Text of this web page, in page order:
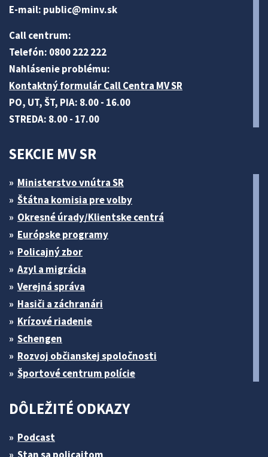
E-mail: public@minv.sk
Call centrum:
Telefón: 0800 222 222
Nahlásenie problému:
Kontaktný formulár Call Centra MV SR
PO, UT, ŠT, PIA: 8.00 - 16.00
STREDA: 8.00 - 17.00
SEKCIE MV SR
Ministerstvo vnútra SR
Štátna komisia pre volby
Okresné úrady/Klientske centrá
Európske programy
Policajný zbor
Azyl a migrácia
Verejná správa
Hasiči a záchranári
Krízové riadenie
Schengen
Rozvoj občianskej spoločnosti
Športové centrum polície
DÔLEŽITÉ ODKAZY
Podcast